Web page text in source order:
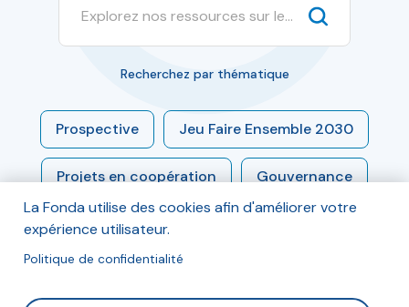
Recherchez par thématique
Prospective Jeu Faire Ensemble 2030
Projets en coopération Gouvernance
Engagement Modèles socio-économiques
La Fonda utilise des cookies afin d'améliorer votre
expérience utilisateur.
Politique de confidentialité